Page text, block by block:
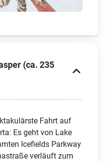
(ca. 235
Fahrt auf
Es geht von Lake
Icefields Parkway
verläuft zum